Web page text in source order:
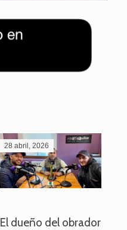
28 abril, 2026
El dueño del obrador